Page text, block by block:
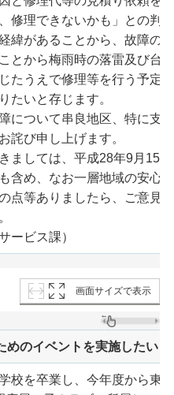
修理できないかも」との判
緯があることから、故障の
とから梅雨時の落雷及び台
たうえで修理等を行う予定
たいと存じます。
について串良地区、特に支
詫び申し上げます。
ましては、平成28年9月15
含め、なお一層地域の安心
点等ありましたら、ご意見
ービス課）
画面サイズで表示
めのイベントを実施したい
校を卒業し、今年度から東